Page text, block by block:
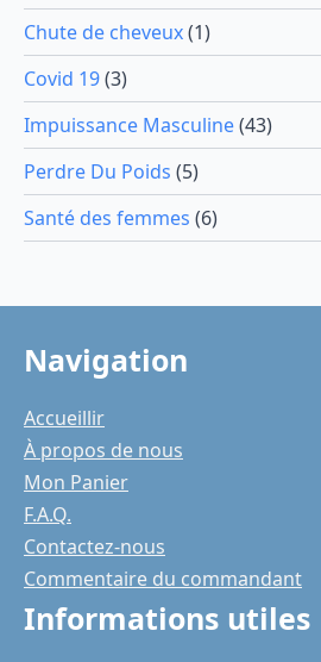
Chute de cheveux(1)
Covid 19(3)
Impuissance Masculine(43)
Perdre Du Poids (5)
Santé des femmes (6)
Navigation
Accueillir
À propos de nous
Mon Panier
F.A.Q.
Contactez-nous
Commentaire du commandant
Informations utiles